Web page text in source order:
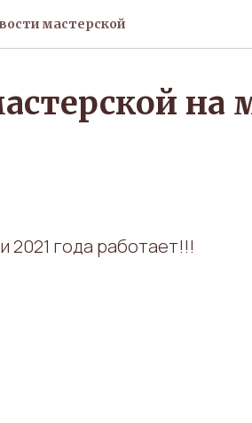
мастерской
на
2021 года работает!!!